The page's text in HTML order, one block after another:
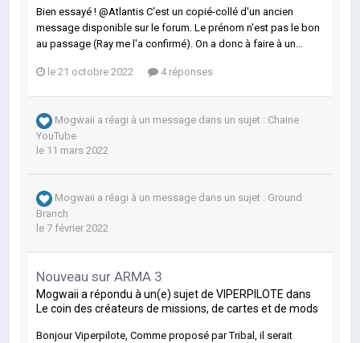
Bien essayé ! @Atlantis C'est un copié-collé d'un ancien
message disponible sur le forum. Le prénom n'est pas le bon
au passage (Ray me l'a confirmé). On a donc à faire à un...
le 21 octobre 2022 4 réponses
Mogwaii a réagi à un message dans un sujet : Chaine
YouTube
le 11 mars 2022
Mogwaii a réagi à un message dans un sujet : Ground
Branch
le 7 février 2022
Nouveau sur ARMA 3
Mogwaii a répondu à un(e) sujet de VIPERPILOTE dans
Le coin des créateurs de missions, de cartes et de mods
Bonjour Viperpilote, Comme proposé par Tribal, il serait